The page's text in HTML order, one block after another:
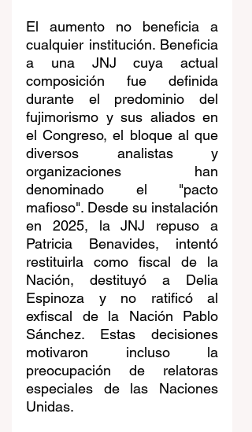
El aumento no beneficia a
cualquier institución. Beneficia
a una JNJ cuya actual
composición fue definida
durante el predominio del
fujimorismo y sus aliados en
el Congreso, el bloque al que
diversos analistas y
organizaciones han
denominado el "pacto
mafioso". Desde su instalación
en 2025, la JNJ repuso a
Patricia Benavides, intentó
restituirla como fiscal de la
Nación, destituyó a Delia
Espinoza y no ratificó al
exfiscal de la Nación Pablo
Sánchez. Estas decisiones
motivaron incluso la
preocupación de relatoras
especiales de las Naciones
Unidas.